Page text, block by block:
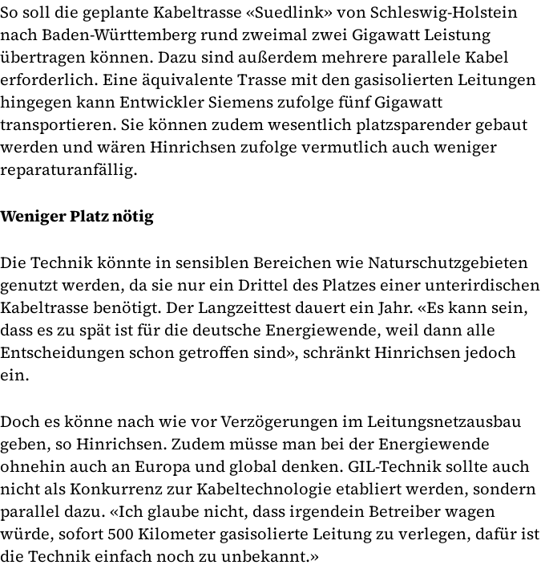
So soll die geplante Kabeltrasse «Suedlink» von Schleswig-Holstein
nach Baden-Württemberg rund zweimal zwei Gigawatt Leistung
übertragen können. Dazu sind außerdem mehrere parallele Kabel
erforderlich. Eine äquivalente Trasse mit den gasisolierten Leitungen
hingegen kann Entwickler Siemens zufolge fünf Gigawatt
transportieren. Sie können zudem wesentlich platzsparender gebaut
werden und wären Hinrichsen zufolge vermutlich auch weniger
reparaturanfällig.
Weniger Platz nötig
Die Technik könnte in sensiblen Bereichen wie Naturschutzgebieten
genutzt werden, da sie nur ein Drittel des Platzes einer unterirdischen
Kabeltrasse benötigt. Der Langzeittest dauert ein Jahr. «Es kann sein,
dass es zu spät ist für die deutsche Energiewende, weil dann alle
Entscheidungen schon getroffen sind», schränkt Hinrichsen jedoch
ein.
Doch es könne nach wie vor Verzögerungen im Leitungsnetzausbau
geben, so Hinrichsen. Zudem müsse man bei der Energiewende
ohnehin auch an Europa und global denken. GIL-Technik sollte auch
nicht als Konkurrenz zur Kabeltechnologie etabliert werden, sondern
parallel dazu. «Ich glaube nicht, dass irgendein Betreiber wagen
würde, sofort 500 Kilometer gasisolierte Leitung zu verlegen, dafür ist
die Technik einfach noch zu unbekannt.»